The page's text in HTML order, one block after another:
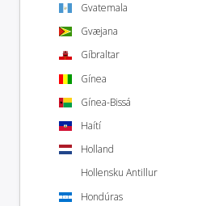
Gvatemala
Gvæjana
Gíbraltar
Gínea
Gínea-Bissá
Haítí
Holland
Hollensku Antillur
Hondúras